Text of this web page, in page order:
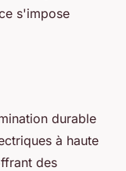
s'impose
durable
à haute
des